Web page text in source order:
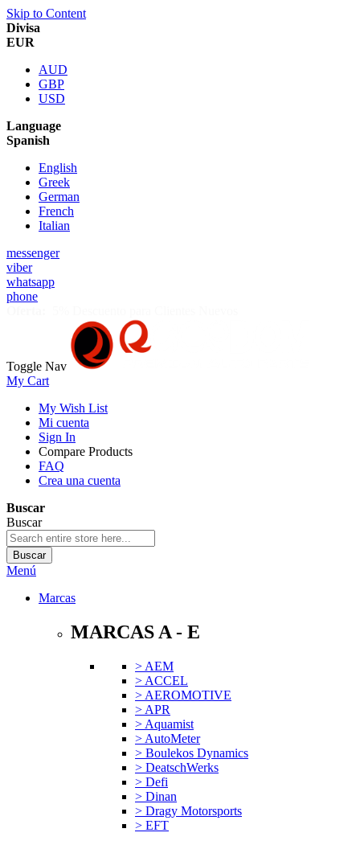
Skip to Content
Divisa
EUR
AUD
GBP
USD
Language
Spanish
English
Greek
German
French
Italian
messenger
viber
whatsapp
phone
Toggle Nav
My Cart
My Wish List
Mi cuenta
Sign In
Compare Products
FAQ
Crea una cuenta
Buscar
Buscar
Buscar
Menú
Marcas
MARCAS A - E
> AEM
> ACCEL
> AEROMOTIVE
> APR
> Aquamist
> AutoMeter
> Boulekos Dynamics
> DeatschWerks
> Defi
> Dinan
> Dragy Motorsports
> EFT